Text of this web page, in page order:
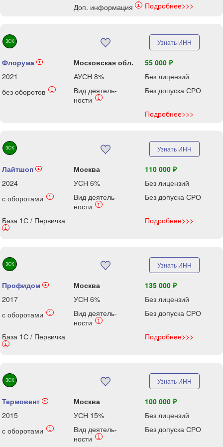
Доп. информация i Подробнее>>>
ЗСК Узнать ИНН
Флорума i Московская обл.
55 000 ₽
2021
АУСН 8%
Без лицензий
без оборотов
i
Вид деятель-
ности
i
Без допуска СРО
Подробнее>>>
ЗСК Узнать ИНН
Лайтшоп i Москва
110 000 ₽
2024
УСН 6%
Без лицензий
с оборотами
i
Вид деятель-
ности
i
Без допуска СРО
База 1С / Первичка
i
Подробнее>>>
ЗСК Узнать ИНН
Профидом i Москва
135 000 ₽
2017
УСН 6%
Без лицензий
с оборотами
i
Вид деятель-
ности
i
Без допуска СРО
База 1С / Первичка
i
Подробнее>>>
ЗСК Узнать ИНН
Термовент i Москва
100 000 ₽
2015
УСН 15%
Без лицензий
с оборотами
i
Вид деятель-
ности
i
Без допуска СРО